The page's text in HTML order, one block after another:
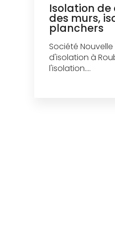
Isolation de
des murs,
planchers
Société Nouvelle
d'isolation à
l'isolation....